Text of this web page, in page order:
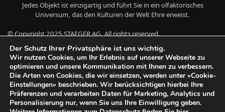
Jedes Objekt ist einzigartig und führt Sie in ein olfaktorisches
Universum, das den Kulturen der Welt Ehre erweist.
© Copyright 2025 STAEGER AG. All rights reserved.
Der Schutz Ihrer Privatsphäre ist uns wichtig.
Wir nutzen Cookies, um Ihr Erlebnis auf unserer Webseite zu
optimieren und unsere Kommunikation mit Ihnen zu verbessern.
Die Arten von Cookies, die wir einsetzen, werden unter «Cookie-
Einstellungen» beschrieben. Wir berücksichtigen hierbei Ihre
Präferenzen und verarbeiten Daten für Marketing, Analytics und
Personalisierung nur, wenn Sie uns Ihre Einwilligung geben.